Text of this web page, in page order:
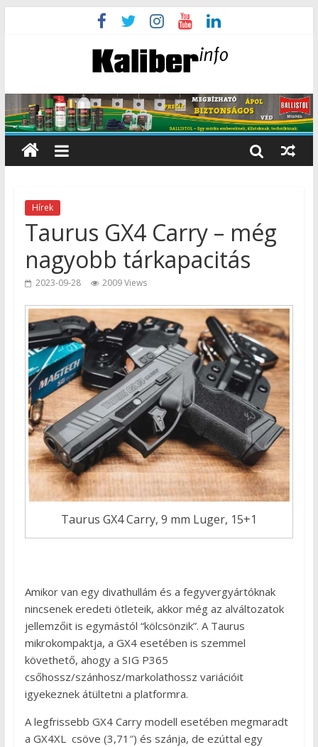
Hírek
Taurus GX4 Carry – még
nagyobb tárkapacitás
2023-09-28 2009 Views
Taurus GX4 Carry, 9 mm Luger, 15+1
Amikor van egy divathullám és a fegyvergyártóknak
nincsenek eredeti ötleteik, akkor még az alváltozatok
jellemzőit is egymástól “kölcsönzik”. A Taurus
mikrokompaktja, a GX4 esetében is szemmel
követhető, ahogy a SIG P365
csőhossz/szánhosz/markolathossz variációit
igyekeznek átültetni a platformra.
A legfrissebb GX4 Carry modell esetében megmaradt
a GX4XL csöve (3,71″) és szánja, de ezúttal egy